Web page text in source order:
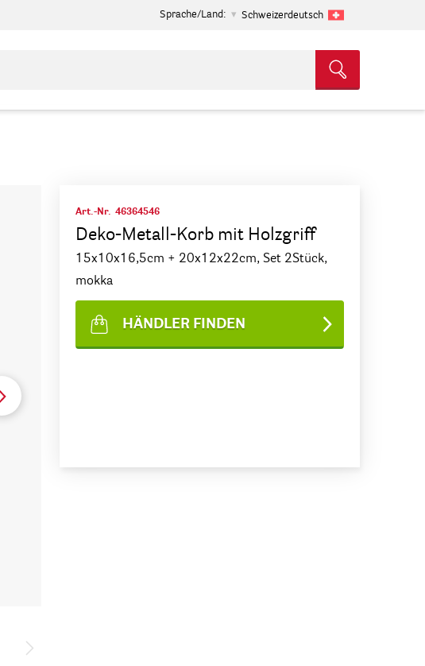
Sprache/Land: Schweizerdeutsch
Art.-Nr. 46364546
Deko-Metall-Korb mit Holzgriff
15x10x16,5cm + 20x12x22cm, Set 2Stück,
mokka
HÄNDLER FINDEN